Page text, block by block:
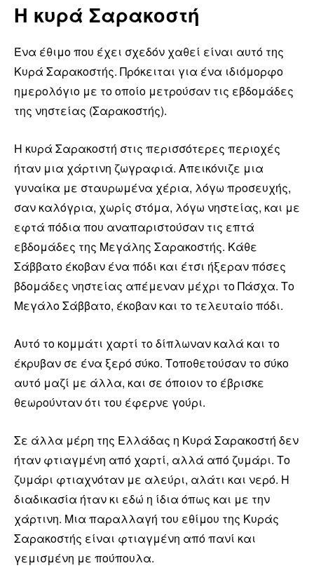
Η κυρά Σαρακοστή
Ένα έθιμο που έχει σχεδόν χαθεί είναι αυτό της
Κυρά Σαρακοστής. Πρόκειται για ένα ιδιόμορφο
ημερολόγιο με το οποίο μετρούσαν τις εβδομάδες
της νηστείας (Σαρακοστής).
Η κυρά Σαρακοστή στις περισσότερες περιοχές
ήταν μια χάρτινη ζωγραφιά. Απεικόνιζε μια
γυναίκα με σταυρωμένα χέρια, λόγω προσευχής,
σαν καλόγρια, χωρίς στόμα, λόγω νηστείας, και με
εφτά πόδια που αναπαριστούσαν τις επτά
εβδομάδες της Μεγάλης Σαρακοστής. Κάθε
Σάββατο έκοβαν ένα πόδι και έτσι ήξεραν πόσες
βδομάδες νηστείας απέμεναν μέχρι το Πάσχα. Το
Μεγάλο Σάββατο, έκοβαν και το τελευταίο πόδι.
Αυτό το κομμάτι χαρτί το δίπλωναν καλά και το
έκρυβαν σε ένα ξερό σύκο. Τοποθετούσαν το σύκο
αυτό μαζί με άλλα, και σε όποιον το έβρισκε
θεωρούνταν ότι του έφερνε γούρι.
Σε άλλα μέρη της Ελλάδας η Κυρά Σαρακοστή δεν
ήταν φτιαγμένη από χαρτί, αλλά από ζυμάρι. Το
ζυμάρι φτιαχνόταν με αλεύρι, αλάτι και νερό. Η
διαδικασία ήταν κι εδώ η ίδια όπως και με την
χάρτινη. Μια παραλλαγή του εθίμου της Κυράς
Σαρακοστής είναι φτιαγμένη από πανί και
γεμισμένη με πούπουλα.